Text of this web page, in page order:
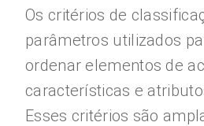
Os critérios de
parâmetros utilizados
ordenar elementos de
características e
Esses critérios são